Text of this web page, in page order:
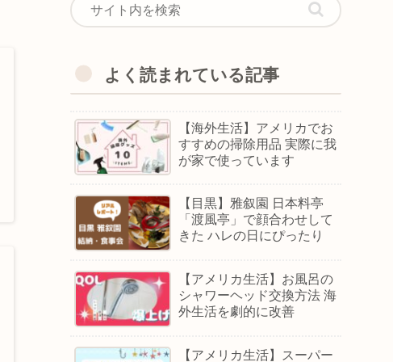
よく読まれている記事
【海外生活】アメリカでお
すすめの掃除用品 実際に我
が家で使っています
【目黒】雅叙園 日本料亭
「渡風亭」で顔合わせして
きた ハレの日にぴったり
【アメリカ生活】お風呂の
シャワーヘッド交換方法 海
外生活を劇的に改善
【アメリカ生活】スーパー